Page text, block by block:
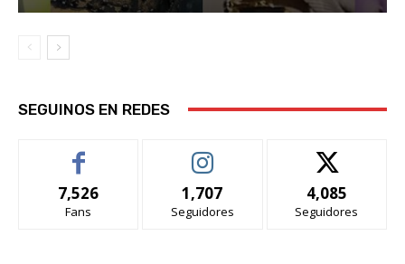
SEGUINOS EN REDES
7,526
Fans
1,707
Seguidores
4,085
Seguidores